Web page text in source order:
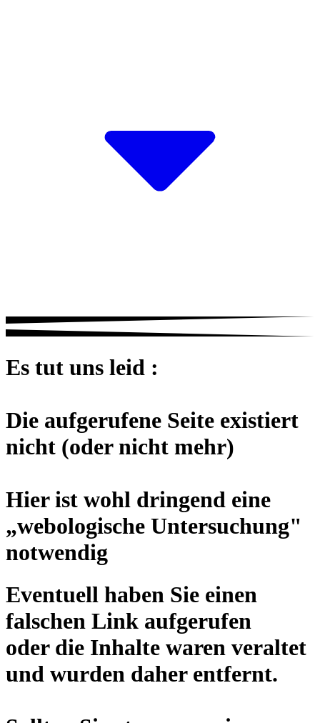
Es tut uns leid :
Die aufgerufene Seite existiert
nicht (oder nicht mehr)
Hier ist wohl dringend eine
„webologische Untersuchung"
notwendig
Eventuell haben Sie einen
falschen Link aufgerufen
oder die Inhalte waren veraltet
und wurden daher entfernt.